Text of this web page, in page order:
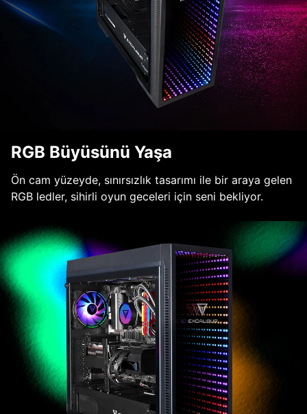
RGB Büyüsünü Yaşa
Ön cam yüzeyde, sınırsızlık tasarımı ile bir araya gelen
RGB ledler, sihirli oyun geceleri için seni bekliyor.